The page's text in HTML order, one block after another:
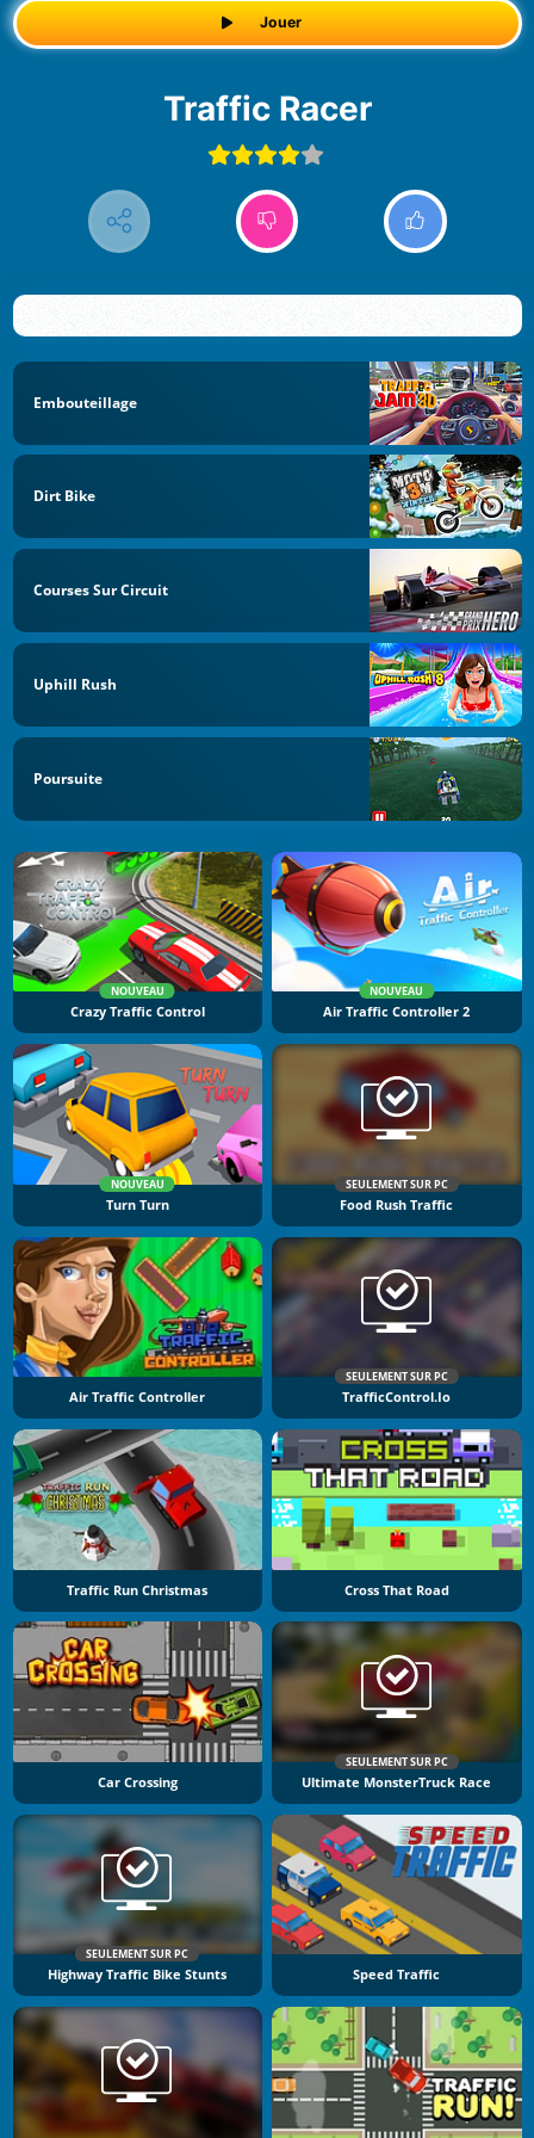
Jouer
Traffic Racer
Embouteillage
Dirt Bike
Courses Sur Circuit
Uphill Rush
Poursuite
NOUVEAU
Crazy Traffic Control
NOUVEAU
Air Traffic Controller 2
NOUVEAU
Turn Turn
SEULEMENT SUR PC
Food Rush Traffic
Air Traffic Controller
SEULEMENT SUR PC
TrafficControl.io
Traffic Run Christmas Cross That Road
Car Crossing
SEULEMENT SUR PC
Ultimate MonsterTruck Race
SEULEMENT SUR PC
Highway Traffic Bike Stunts Speed Traffic